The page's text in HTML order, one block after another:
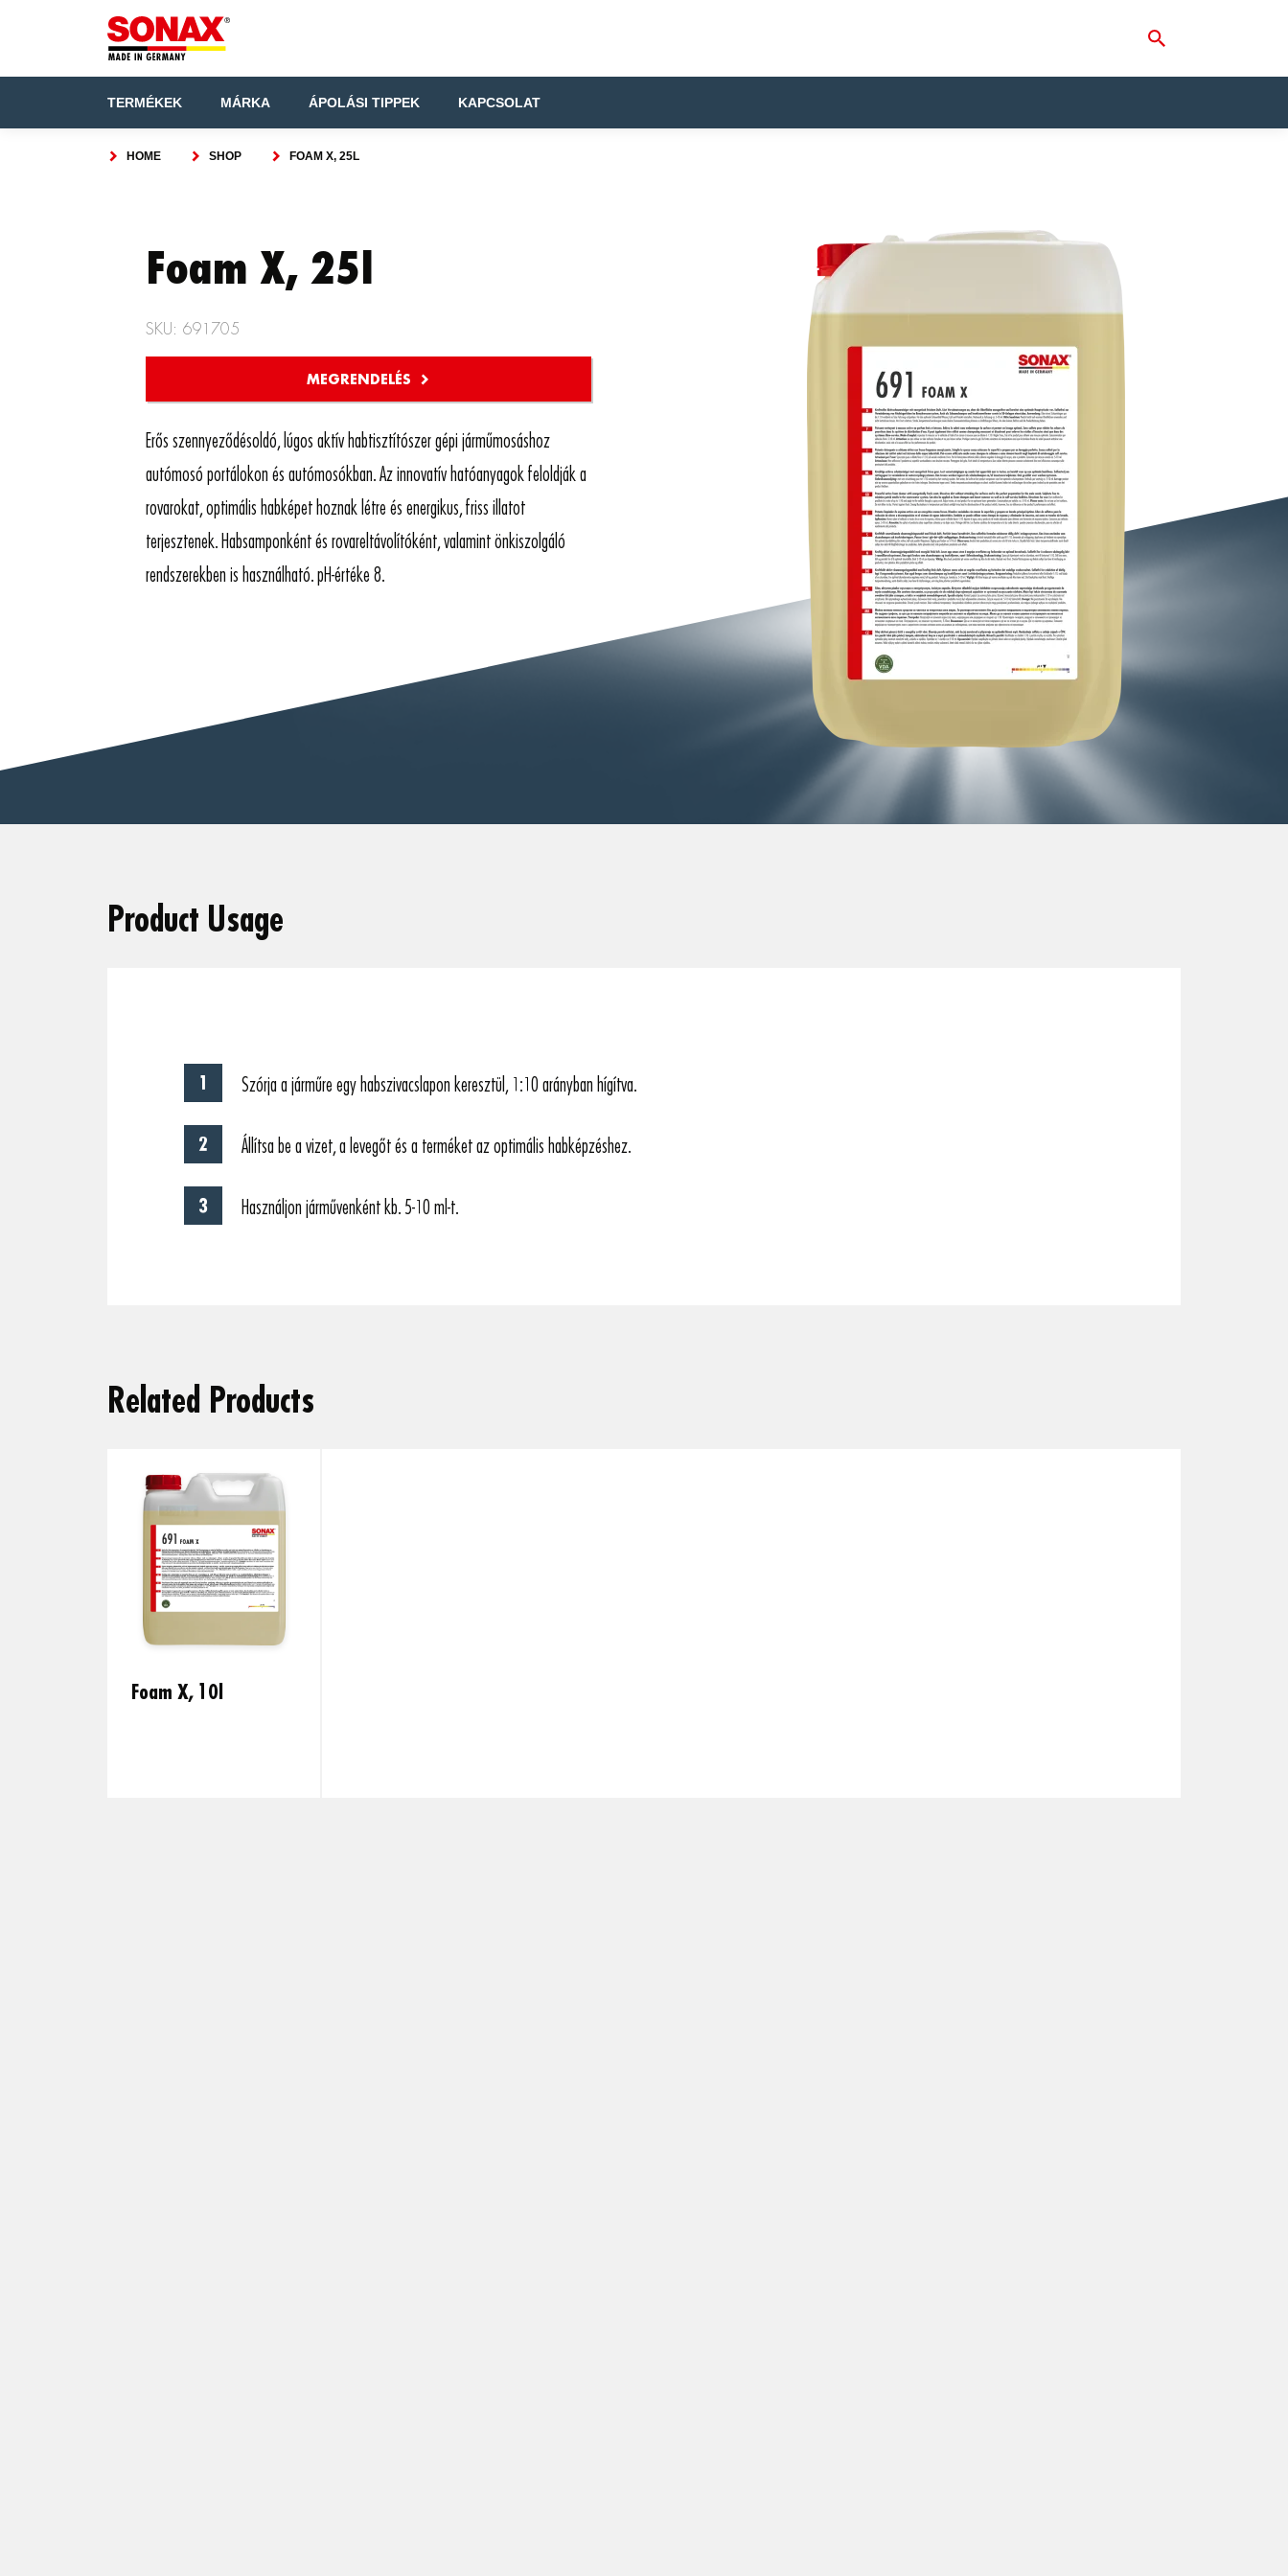
TERMÉKEK MÁRKA ÁPOLÁSI TIPPEK KAPCSOLAT
HOME SHOP FOAM X, 25L
Foam X, 25l
SKU: 691705
Erős szennyeződésoldó, lúgos aktív habtisztítószer gépi járműmosáshoz
autómosó portálokon és autómosókban. Az innovatív hatóanyagok feloldják a
rovarokat, optimális habképet hoznak létre és energikus, friss illatot
terjesztenek. Habsamponként és rovareltávolítóként, valamint önkiszolgáló
rendszerekben is használható. pH-értéke 8.
Product Usage
Szórja a járműre egy habszivacslapon keresztül, 1:10 arányban hígítva.
Állítsa be a vizet, a levegőt és a terméket az optimális habképzéshez.
Használjon járművenként kb. 5-10 ml-t.
Related Products
Foam X, 10l